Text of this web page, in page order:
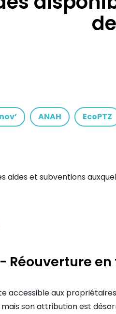
ANAH EcoPTZ
aides et subventions
Réouverture
accessible aux
son attribution est